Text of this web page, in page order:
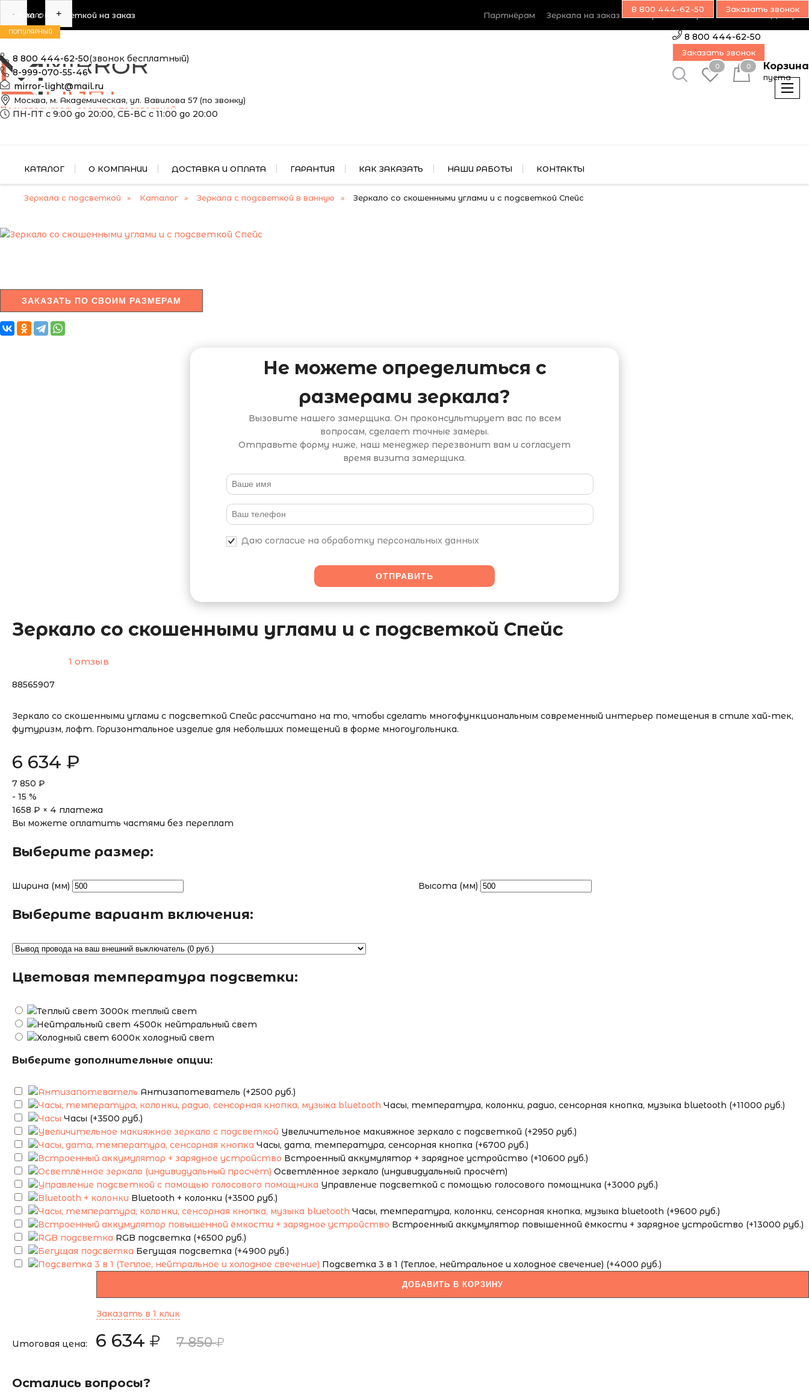
Зеркала с подсветкой на заказ Партнёрам Зеркала на заказ Возврат товара Наш блог Дилерам
Производитель зеркал с подсветкой
8 800 444-62-50(звонок бесплатный)
8-999-070-55-46
mirror-light@mail.ru
Москва, м. Академическая, ул. Вавилова 57 (по звонку)
ПН-ПТ с 9:00 до 20:00, СБ-ВС с 11:00 до 20:00
8 800 444-62-50
Заказать звонок
0 0 Корзина
пуста
КАТАЛОГ О КОМПАНИИ ДОСТАВКА И ОПЛАТА ГАРАНТИЯ КАК ЗАКАЗАТЬ НАШИ РАБОТЫ КОНТАКТЫ
8 800 444-62-50 Заказать звонок
Зеркала с подсветкой Каталог Зеркала с подсветкой в ванную Зеркало со скошенными углами и с подсветкой Спейс
ЭТО ЗЕРКАЛО МЫ
МОЖЕМ ИЗГОТОВИТЬ
РАЗМЕРАМ
ПОПУЛЯРНЫЙ
ЗАКАЗАТЬ ПО СВОИМ РАЗМЕРАМ
Не можете определиться с
размерами зеркала?
Вызовите нашего замерщика. Он проконсультирует вас по всем
вопросам, сделает точные замеры.
Отправьте форму ниже, наш менеджер перезвонит вам и согласует
время визита замерщика.
Даю согласие на обработку персональных данных
Зеркало со скошенными углами и с подсветкой Спейс
1 отзыв
88565907
Зеркало со скошенными углами с подсветкой Спейс рассчитано на то, чтобы сделать многофункциональным современный интерьер помещения в стиле хай-тек,
футуризм, лофт. Горизонтальное изделие для небольших помещений в форме многоугольника.
6 634 ₽
7 850 ₽
- 15 %
1658 ₽ × 4 платежа
Вы можете оплатить частями без переплат
Выберите размер:
Ширина (мм) Высота (мм)
Выберите вариант включения:
Цветовая температура подсветки:
теплый свет
нейтральный свет
холодный свет
Выберите дополнительные опции:
Антизапотеватель (+2500 руб.)
Часы, температура, колонки, радио, сенсорная кнопка, музыка bluetooth (+11000 руб.)
Часы (+3500 руб.)
Увеличительное макияжное зеркало с подсветкой (+2950 руб.)
Часы, дата, температура, сенсорная кнопка (+6700 руб.)
Встроенный аккумулятор + зарядное устройство (+10600 руб.)
Осветлённое зеркало (индивидуальный просчёт)
Управление подсветкой с помощью голосового помощника (+3000 руб.)
Bluetooth + колонки (+3500 руб.)
Часы, температура, колонки, сенсорная кнопка, музыка bluetooth (+9600 руб.)
Встроенный аккумулятор повышенной ёмкости + зарядное устройство (+13000 руб.)
RGB подсветка (+6500 руб.)
Бегущая подсветка (+4900 руб.)
Подсветка 3 в 1 (Теплое, нейтральное и холодное свечение) (+4000 руб.)
- +
ДОБАВИТЬ В КОРЗИНУ
Заказать в 1 клик
Итоговая цена: 6 634 7 850
Остались вопросы?